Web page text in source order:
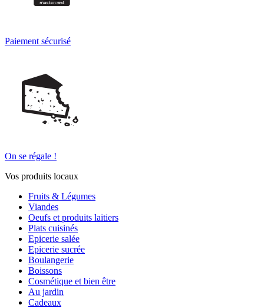
Paiement sécurisé
On se régale !
Vos produits locaux
Fruits & Légumes
Viandes
Oeufs et produits laitiers
Plats cuisinés
Epicerie salée
Epicerie sucrée
Boulangerie
Boissons
Cosmétique et bien être
Au jardin
Cadeaux